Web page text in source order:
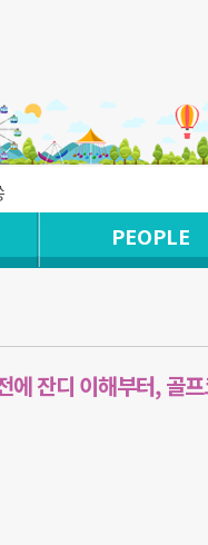
PEOPLE
에 잔디 이해부터, 골